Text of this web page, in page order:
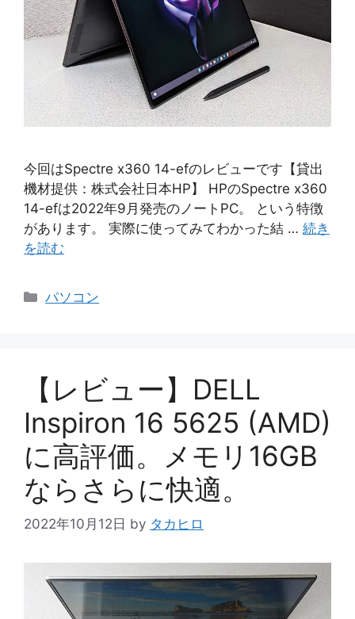
今回はSpectre x360 14-efのレビューです【貸出
機材提供：株式会社日本HP】 HPのSpectre x360
14-efは2022年9月発売のノートPC。 という特徴
があります。 実際に使ってみてわかった結 … 続き
を読む
カ
ー
パソコン
【レビュー】DELL
Inspiron 16 5625 (AMD)
に高評価。メモリ16GB
ならさらに快適。
2022年10月12日 by タカヒロ